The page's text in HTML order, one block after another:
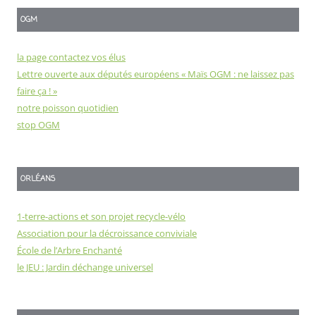
OGM
la page contactez vos élus
Lettre ouverte aux députés européens « Maïs OGM : ne laissez pas
faire ça ! »
notre poisson quotidien
stop OGM
ORLÉANS
1-terre-actions et son projet recycle-vélo
Association pour la décroissance conviviale
École de l’Arbre Enchanté
le JEU : Jardin déchange universel